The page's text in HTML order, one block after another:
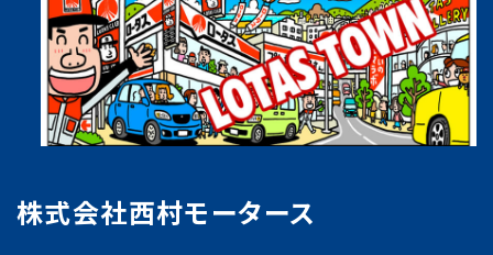
株式会社西村モータース